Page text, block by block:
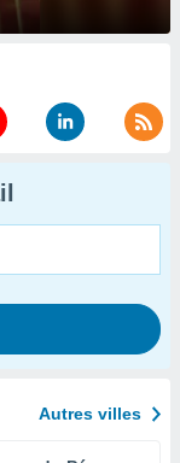
Autres villes